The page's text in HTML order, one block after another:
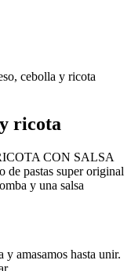
cebolla y ricota
ricota
CON SALSA
pastas super original
y una salsa
y amasamos hasta unir.